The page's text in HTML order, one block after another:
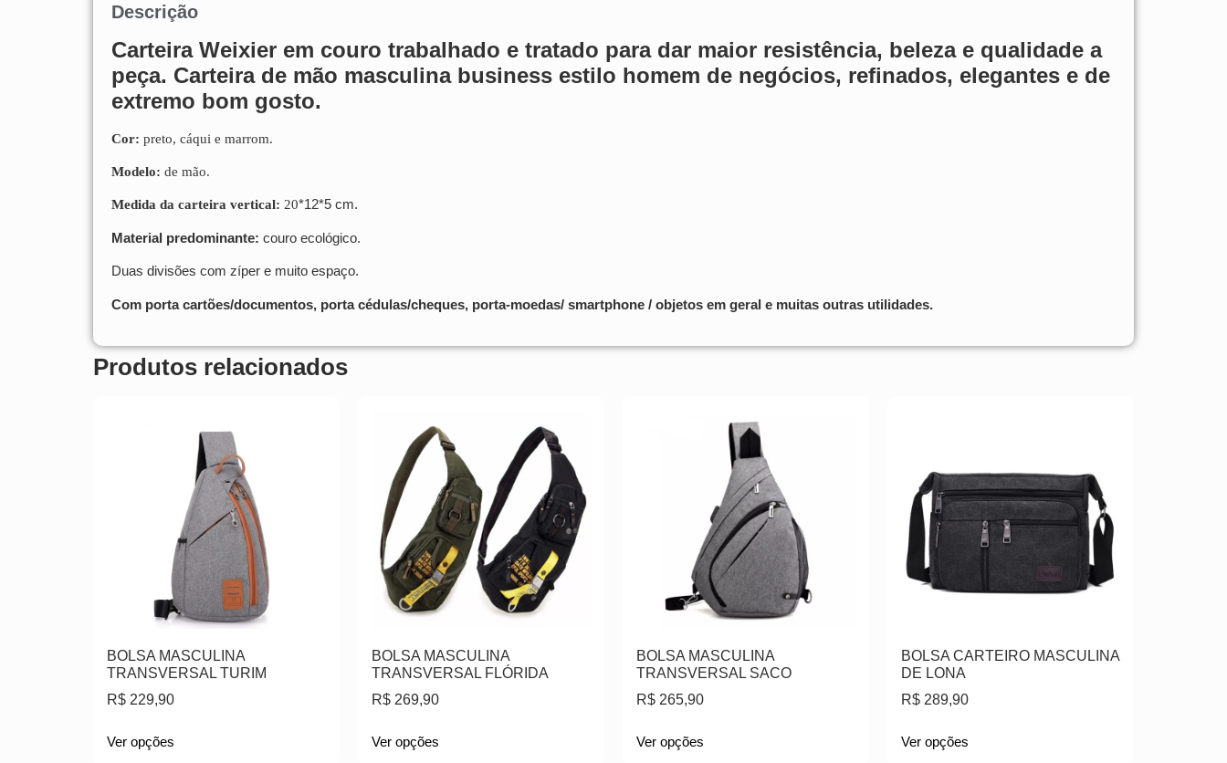
Descrição
Carteira Weixier em couro trabalhado e tratado para dar maior resistência, beleza e qualidade a
peça. Carteira de mão masculina business estilo homem de negócios, refinados, elegantes e de
extremo bom gosto.
Cor: preto, cáqui e marrom.
Modelo: de mão.
Medida da carteira vertical: 20*12*5 cm.
Material predominante: couro ecológico.
Duas divisões com zíper e muito espaço.
Com porta cartões/documentos, porta cédulas/cheques, porta-moedas/ smartphone / objetos em geral e muitas outras utilidades.
Produtos relacionados
BOLSA MASCULINA
TRANSVERSAL TURIM
R$ 229,90
Ver opções
BOLSA MASCULINA
TRANSVERSAL FLÓRIDA
R$ 269,90
Ver opções
BOLSA MASCULINA
TRANSVERSAL SACO
R$ 265,90
Ver opções
BOLSA CARTEIRO MASCULINA
DE LONA
R$ 289,90
Ver opções